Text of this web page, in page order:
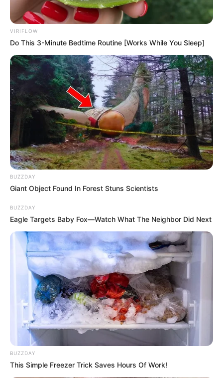
VIRIFLOW
Do This 3-Minute Bedtime Routine [Works While You Sleep]
BUZZDAY
Giant Object Found In Forest Stuns Scientists
BUZZDAY
Eagle Targets Baby Fox—Watch What The Neighbor Did Next
BUZZDAY
This Simple Freezer Trick Saves Hours Of Work!